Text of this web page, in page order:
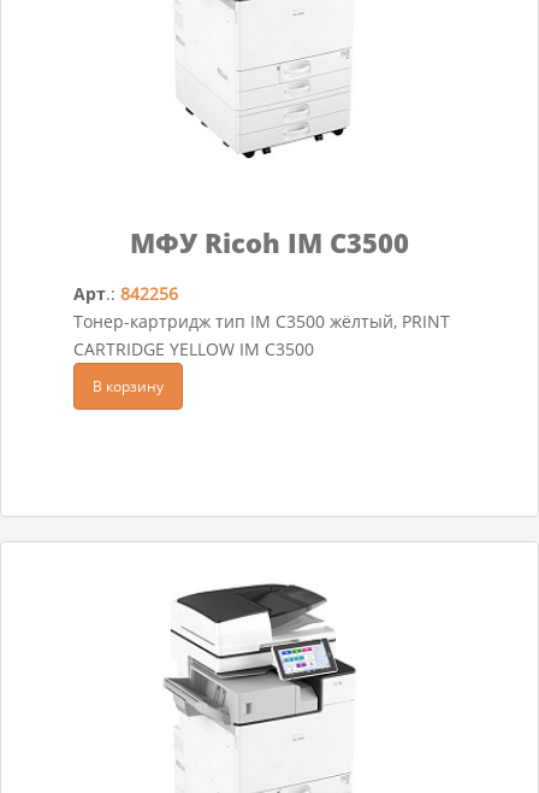
МФУ Ricoh IM C3500
Арт.: 842256
Тонер-картридж тип IM C3500 жёлтый, PRINT
CARTRIDGE YELLOW IM C3500
В корзину